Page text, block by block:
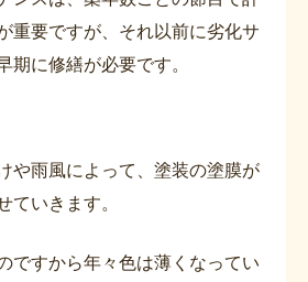
重要ですが、それ以前に劣化サ
期に修繕が必要です。
や雨風によって、塗装の塗膜が
ていきます。
ですから年々色は薄くなってい